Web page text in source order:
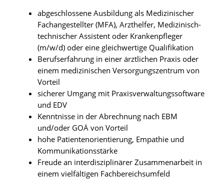
abgeschlossene Ausbildung als Medizinischer
Fachangestellter (MFA), Arzthelfer, Medizinisch-
technischer Assistent oder Krankenpfleger
(m/w/d) oder eine gleichwertige Qualifikation
Berufserfahrung in einer ärztlichen Praxis oder
einem medizinischen Versorgungszentrum von
Vorteil
sicherer Umgang mit Praxisverwaltungssoftware
und EDV
Kenntnisse in der Abrechnung nach EBM
und/oder GOÄ von Vorteil
hohe Patientenorientierung, Empathie und
Kommunikationsstärke
Freude an interdisziplinärer Zusammenarbeit in
einem vielfältigen Fachbereichsumfeld